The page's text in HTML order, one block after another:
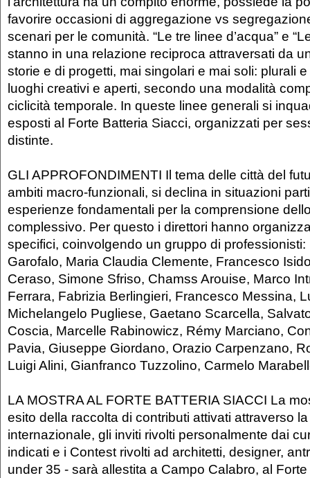
favorire occasioni di aggregazione vs
scenari per le comunità. “Le tre linee d’acqua” e
stanno in una relazione reciproca attraversati da
storie e di progetti, mai singolari e mai soli: plurali
luoghi creativi e aperti, secondo una modalità
ciclicità temporale. In queste linee generali si
esposti al Forte Batteria Siacci, organizzati per
distinte.
GLI APPROFONDIMENTI Il tema delle città del
ambiti macro-funzionali, si declina in situazioni
esperienze fondamentali per la comprensione
complessivo. Per questo i direttori hanno
specifici, coinvolgendo un gruppo di
Garofalo, Maria Claudia Clemente, Francesco
Ceraso, Simone Sfriso, Chamss Arouise, Marco
Ferrara, Fabrizia Berlingieri, Francesco Messina,
Michelangelo Pugliese, Gaetano Scarcella,
Coscia, Marcelle Rabinowicz, Rémy Marciano,
Pavia, Giuseppe Giordano, Orazio Carpenzano,
Luigi Alini, Gianfranco Tuzzolino, Carmelo
LA MOSTRA AL FORTE BATTERIA SIACCI La
esito della raccolta di contributi attivati attraverso
internazionale, gli inviti rivolti personalmente dai
indicati e i Contest rivolti ad architetti, designer,
under 35 - sarà allestita a Campo Calabro, al